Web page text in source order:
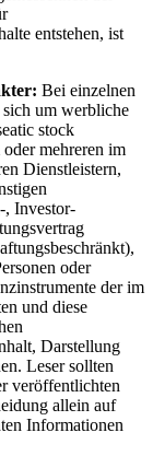
entstehen, ist
Bei einzelnen
um werbliche
stock
mehreren im
Dienstleistern,
, Investor-
oder
der im
und diese
Darstellung
Leser sollten
veröffentlichten
allein auf
Informationen